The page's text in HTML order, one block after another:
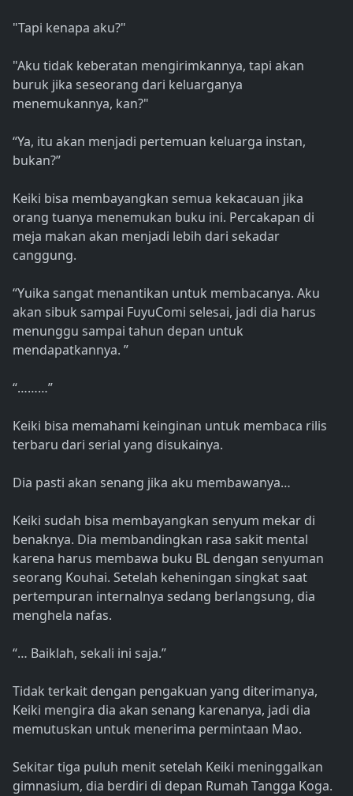
"Tapi kenapa aku?"
"Aku tidak keberatan mengirimkannya, tapi akan
buruk jika seseorang dari keluarganya
menemukannya, kan?"
“Ya, itu akan menjadi pertemuan keluarga instan,
bukan?”
Keiki bisa membayangkan semua kekacauan jika
orang tuanya menemukan buku ini. Percakapan di
meja makan akan menjadi lebih dari sekadar
canggung.
“Yuika sangat menantikan untuk membacanya. Aku
akan sibuk sampai FuyuComi selesai, jadi dia harus
menunggu sampai tahun depan untuk
mendapatkannya. ”
“………”
Keiki bisa memahami keinginan untuk membaca rilis
terbaru dari serial yang disukainya.
Dia pasti akan senang jika aku membawanya…
Keiki sudah bisa membayangkan senyum mekar di
benaknya. Dia membandingkan rasa sakit mental
karena harus membawa buku BL dengan senyuman
seorang Kouhai. Setelah keheningan singkat saat
pertempuran internalnya sedang berlangsung, dia
menghela nafas.
“… Baiklah, sekali ini saja.”
Tidak terkait dengan pengakuan yang diterimanya,
Keiki mengira dia akan senang karenanya, jadi dia
memutuskan untuk menerima permintaan Mao.
Sekitar tiga puluh menit setelah Keiki meninggalkan
gimnasium, dia berdiri di depan Rumah Tangga Koga.